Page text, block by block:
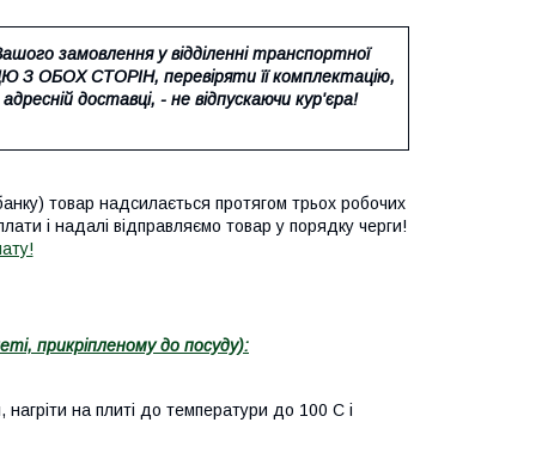
замовлення у відділенні транспортної
ОБОХ СТОРІН, перевіряти її комплектацію,
доставці, - не відпускаючи кур'єра!
товар надсилається протягом трьох робочих
і надалі відправляємо товар у порядку черги!
прикріпленому до посуду):
на плиті до температури до 100 С і